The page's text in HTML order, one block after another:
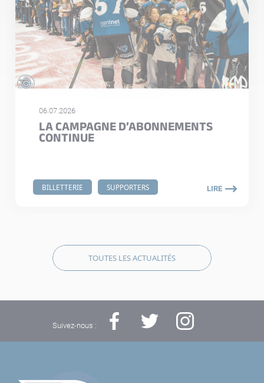
BILLETTERIE SUPPORTERS
06.07.2026
LA CAMPAGNE D’ABONNEMENTS
CONTINUE
LIRE
TOUTES LES ACTUALITÉS
Suivez-nous :